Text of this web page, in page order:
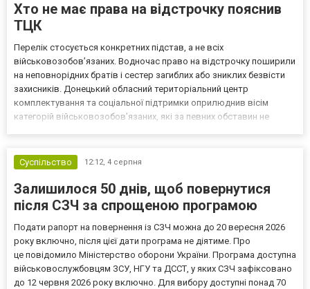
Хто не має права на відстрочку пояснив
ТЦК
Перелік стосується конкретних підстав, а не всіх
військовозобов’язаних. Водночас право на відстрочку поширили
на неповнорідних братів і сестер загиблих або зниклих безвісти
захисників. Донецький обласний територіальний центр
комплектування та соціальної підтримки оприлюднив вісім
категорій військовозобов’язаних, які за певних обставин не
Суспільство
12:12, 4 серпня
Залишилося 50 днів, щоб повернутися
після СЗЧ за спрощеною програмою
Подати рапорт на повернення із СЗЧ можна до 20 вересня 2026
року включно, після цієї дати програма не діятиме. Про
це повідомило Міністерство оборони України. Програма доступна
військовослужбовцям ЗСУ, НГУ та ДССТ, у яких СЗЧ зафіксовано
до 12 червня 2026 року включно. Для вибору доступні понад 70